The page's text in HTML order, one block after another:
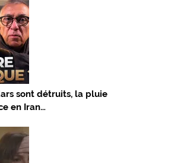
sont détruits, la pluie
en Iran…